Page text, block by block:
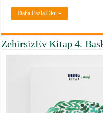
Daha Fazla Oku »
ZehirsizEv Kitap 4.